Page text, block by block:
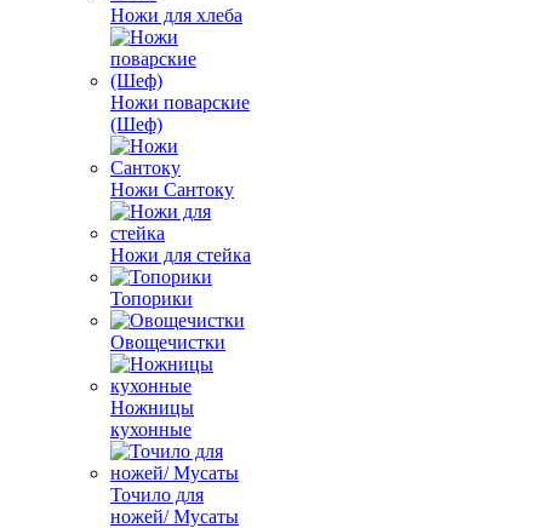
Ножи для хлеба
Ножи поварские
(Шеф)
Ножи Сантоку
Ножи для стейка
Топорики
Овощечистки
Ножницы
кухонные
Точило для
ножей/ Мусаты